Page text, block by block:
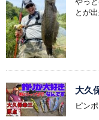
とが
大久
ピン